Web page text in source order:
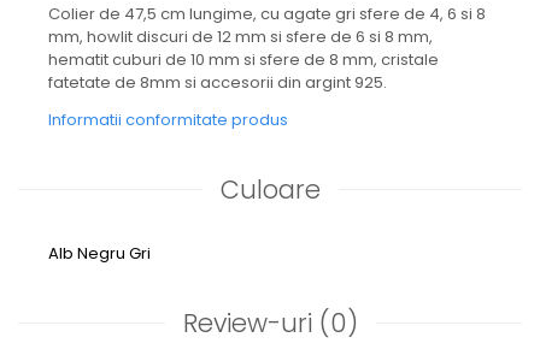
Colier de 47,5 cm lungime, cu agate gri sfere de 4, 6 si 8
mm, howlit discuri de 12 mm si sfere de 6 si 8 mm,
hematit cuburi de 10 mm si sfere de 8 mm, cristale
fatetate de 8mm si accesorii din argint 925.
Informatii conformitate produs
Culoare
Alb Negru Gri
Review-uri (0)